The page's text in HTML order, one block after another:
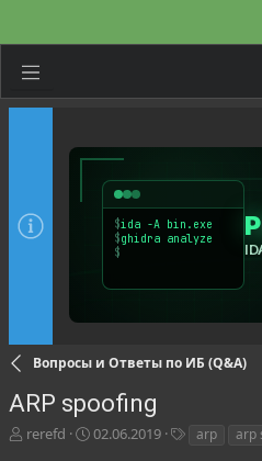
Вопросы и Ответы по ИБ (Q&A)
ARP spoofing
А
rerefd
Д
02.06.2019 arp arp